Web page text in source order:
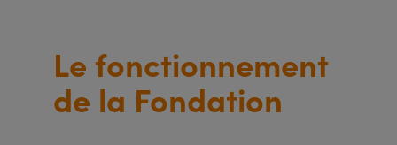
Le fonctionnement
de la Fondation